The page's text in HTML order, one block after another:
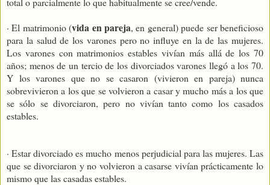
· El matrimonio (vida en pareja, en general) puede ser beneficioso
para la salud de los varones pero no influye en la de las mujeres.
Los varones con matrimonios estables vivían más allá de los 70
años; menos de un tercio de los divorciados varones llegó a los 70.
Y los varones que no se casaron (vivieron en pareja) nunca
sobrevivieron a los que se volvieron a casar y mucho más a los que
se sólo se divorciaron, pero no vivían tanto como los casados
estables.
· Estar divorciado es mucho menos perjudicial para las mujeres. Las
que se divorciaron y no volvieron a casarse vivían prácticamente lo
mismo que las casadas estables.